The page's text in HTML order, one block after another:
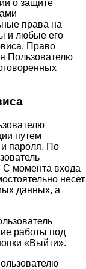
о защите
права на
и любые его
Право
Пользователю
путем
и пароля. По
С момента входа
несет
данных, а
работы под
«Выйти».